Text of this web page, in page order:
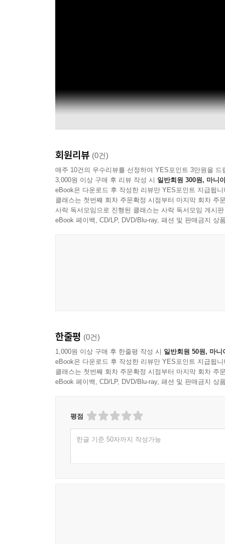
회원리뷰 (0건)
매주 10건의 우수리뷰를 선정하여 YES포인트 3만원을 드
3,000원 이상 구매 후 리뷰 작성 시 일반회원 300원, 마니
eBook은 다운로드 후 작성한 리뷰만 YES포인트 지급됩니
클래스는 첫번째 회차 주문확정 시점부터 마지막 회차 주
사락 독서모임으로 진행된 클래스는 사락 독서모임 게시
eBook 페이백, CD/LP, DVD/Blu-ray, 패션 및 판매금지 상
한줄평 (0건)
1,000원 이상 구매 후 한줄평 작성 시 일반회원 50원, 마니
eBook은 다운로드 후 작성한 리뷰만 YES포인트 지급됩니
클래스는 첫번째 회차 주문확정 시점부터 마지막 회차 주
eBook 페이백, CD/LP, DVD/Blu-ray, 패션 및 판매금지 상
평점
한글 기준 50자까지 작성가능